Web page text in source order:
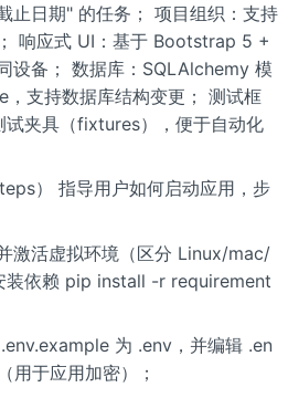
止日期" 的任务； 项目组织：支持
响应式 UI：基于 Bootstrap 5 +
设备； 数据库：SQLAlchemy 模
支持数据库结构变更； 测试框
夹具（fixtures），便于自动化
） 指导用户如何启动应用，步
激活虚拟环境（区分 Linux/mac/
装依赖 pip install -r requirement
为 .env，并编辑 .en
用于应用加密）；